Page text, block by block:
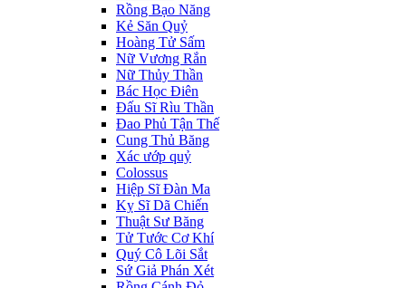
Rồng Bạo Năng
Kẻ Săn Quỷ
Hoàng Tử Sấm
Nữ Vương Rắn
Nữ Thủy Thần
Bác Học Điên
Đấu Sĩ Rìu Thần
Đao Phủ Tận Thế
Cung Thủ Băng
Xác ướp quỷ
Colossus
Hiệp Sĩ Đàn Ma
Kỵ Sĩ Dã Chiến
Thuật Sư Băng
Tử Tước Cơ Khí
Quý Cô Lõi Sắt
Sứ Giả Phán Xét